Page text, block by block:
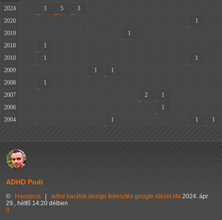
2024
3 5 3
2020
1
2019
1
2018
1
2010
1 1
2009
1 1
2008
1
2007
2 1
2006
1
2004
1 1 1
ADHD Podi
© Haszprus adhd barátok design fejlesztés google idézet life 2024. ápr
29., hétfő 14:20 délben
0